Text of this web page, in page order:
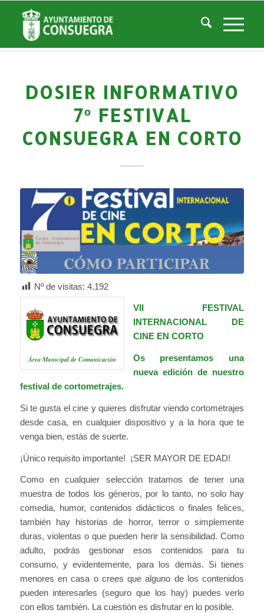
Noticias
Usted está aquí: Inicio / Noticias Cultura /
Festival de Cortos / Dosier Informativo 7º Festival Consuegra En Corto
DOSIER INFORMATIVO
7º FESTIVAL
CONSUEGRA EN CORTO
Nº de visitas: 4.192
Área Municipal de Comunicación
VII FESTIVAL
INTERNACIONAL DE
CINE EN CORTO
Os presentamos una
nueva edición de nuestro
festival de cortometrajes.
Si te gusta el cine y quieres disfrutar viendo cortometrajes
desde casa, en cualquier dispositivo y a la hora que te
venga bien, estás de suerte.
¡Único requisito importante! ¡SER MAYOR DE EDAD!
Como en cualquier selección tratamos de tener una
muestra de todos los géneros, por lo tanto, no solo hay
comedia, humor, contenidos didácticos o finales felices,
también hay historias de horror, terror o simplemente
duras, violentas o que pueden herir la sensibilidad. Como
adulto, podrás gestionar esos contenidos para tu
consumo, y evidentemente, para los demás. Si tienes
menores en casa o crees que alguno de los contenidos
pueden interesarles (seguro que los hay) puedes verlo
con ellos también. La cuestión es disfrutar en lo posible.